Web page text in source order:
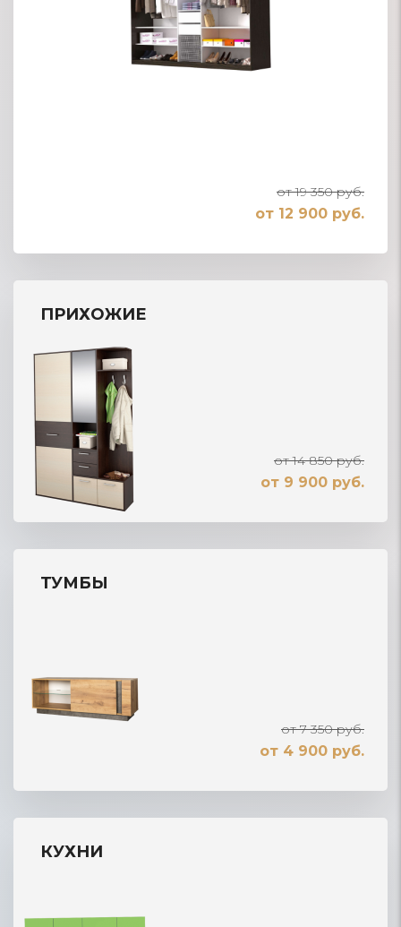
от 19 350 руб.
от 12 900 руб.
ПРИХОЖИЕ
от 14 850 руб.
от 9 900 руб.
ТУМБЫ
от 7 350 руб.
от 4 900 руб.
КУХНИ